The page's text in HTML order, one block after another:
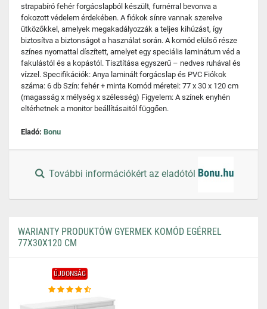
strapabíró fehér forgácslapból készült, furnérral bevonva a
fokozott védelem érdekében. A fiókok sínre vannak szerelve
ütközőkkel, amelyek megakadályozzák a teljes kihúzást, így
biztosítva a biztonságot a használat során. A komód elülső része
színes nyomattal díszített, amelyet egy speciális laminátum véd a
fakulástól és a kopástól. Tisztítása egyszerű – nedves ruhával és
vízzel. Specifikációk: Anya laminált forgácslap és PVC Fiókok
száma: 6 db Szín: fehér + minta Komód méretei: 77 x 30 x 120 cm
(magasság x mélység x szélesség) Figyelem: A színek enyhén
eltérhetnek a monitor beállításaitól függően.
Eladó: Bonu
További információkért az eladótól
WARIANTY PRODUKTÓW GYERMEK KOMÓD EGÉRREL
77X30X120 CM
ÚJDONSÁG